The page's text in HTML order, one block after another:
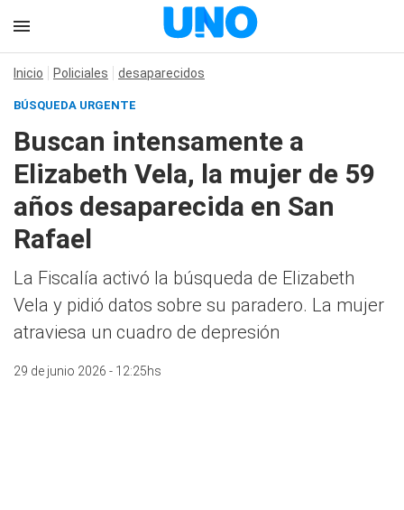
Inicio Policiales desaparecidos
BÚSQUEDA URGENTE
Buscan intensamente a
Elizabeth Vela, la mujer de 59
años desaparecida en San
Rafael
La Fiscalía activó la búsqueda de Elizabeth
Vela y pidió datos sobre su paradero. La mujer
atraviesa un cuadro de depresión
29 de junio 2026 - 12:25hs